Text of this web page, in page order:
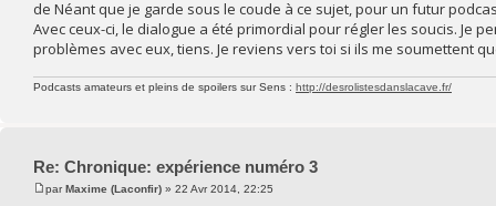
de Néant que je garde sous le coude à ce sujet, pour un futur
Avec ceux-ci, le dialogue a été primordial pour régler les soucis. Je
problèmes avec eux, tiens. Je reviens vers toi si ils me soumettent
Podcasts amateurs et pleins de spoilers sur Sens : http://desrolistesdanslacave.fr/
Re: Chronique: expérience numéro 3
parMaxime (Laconfir) » 22 Avr 2014, 22:25